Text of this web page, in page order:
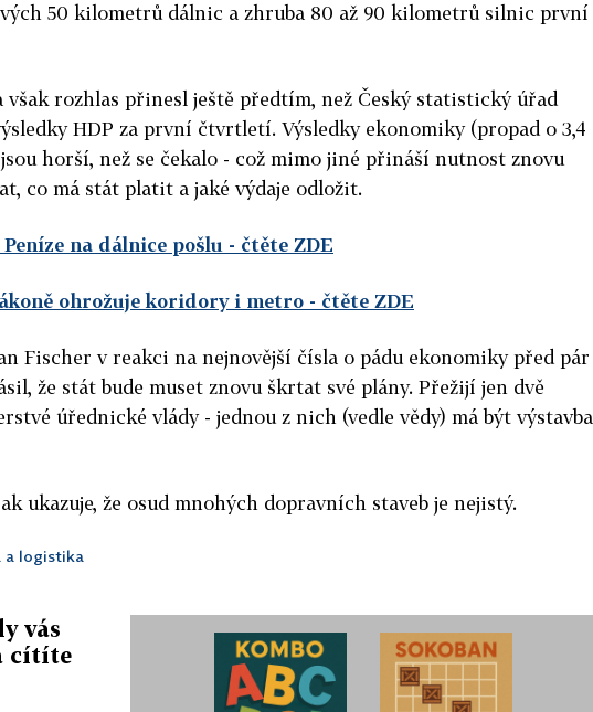
50 kilometrů dálnic a zhruba 80 až 90 kilometrů silnic první
však rozhlas přinesl ještě předtím, než Český statistický úřad
HDP za první čtvrtletí. Výsledky ekonomiky (propad o 3,4
horší, než se čekalo - což mimo jiné přináší nutnost znovu
co má stát platit a jaké výdaje odložit.
na dálnice pošlu - čtěte ZDE
ohrožuje koridory i metro - čtěte ZDE
Fischer v reakci na nejnovější čísla o pádu ekonomiky před pár
že stát bude muset znovu škrtat své plány. Přežijí jen dvě
úřednické vlády - jednou z nich (vedle vědy) má být výstavba
ukazuje, že osud mnohých dopravních staveb je nejistý.
a logistika
vás
cítíte